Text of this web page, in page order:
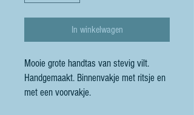
In winkelwagen
Mooie grote handtas van stevig vilt.
Handgemaakt. Binnenvakje met ritsje en
met een voorvakje.